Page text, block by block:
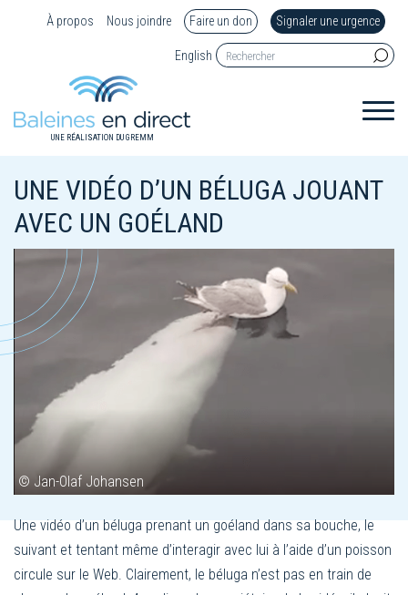
À propos Nous joindre Faire un don Signaler une urgence
English
UNE RÉALISATION DU GREMM
UNE VIDÉO D’UN BÉLUGA JOUANT
AVEC UN GOÉLAND
© Jan-Olaf Johansen
Une vidéo d’un béluga prenant un goéland dans sa bouche, le
suivant et tentant même d’interagir avec lui à l’aide d’un poisson
circule sur le Web. Clairement, le béluga n’est pas en train de